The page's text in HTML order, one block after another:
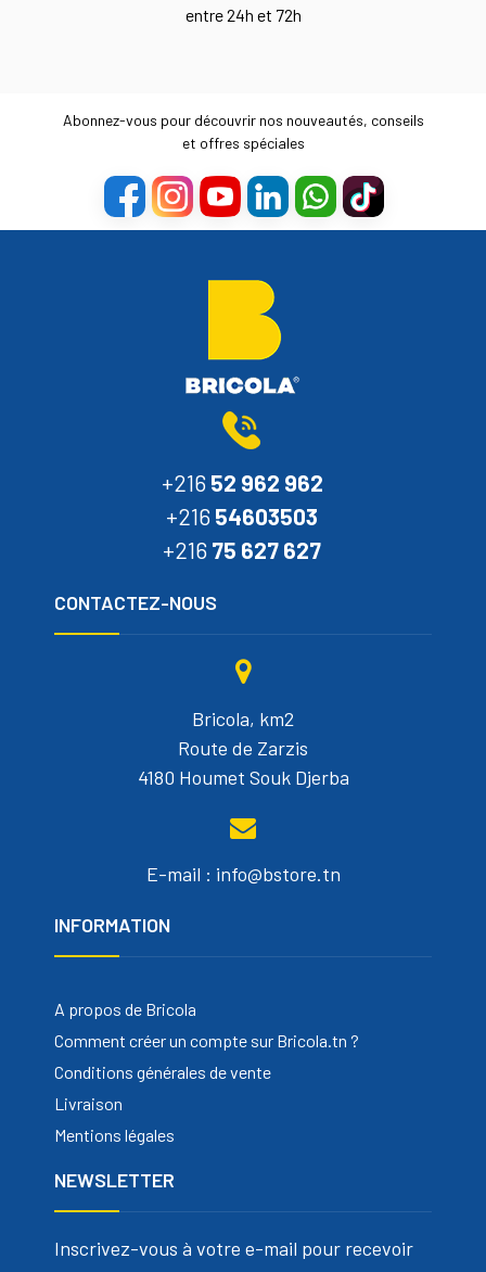
entre 24h et 72h
Abonnez-vous pour découvrir nos nouveautés, conseils
et offres spéciales
+216 52 962 962
+216 54603503
+216 75 627 627
CONTACTEZ-NOUS
Bricola, km2
Route de Zarzis
4180 Houmet Souk Djerba
E-mail : info@bstore.tn
INFORMATION
A propos de Bricola
Comment créer un compte sur Bricola.tn ?
Conditions générales de vente
Livraison
Mentions légales
NEWSLETTER
Inscrivez-vous à votre e-mail pour recevoir